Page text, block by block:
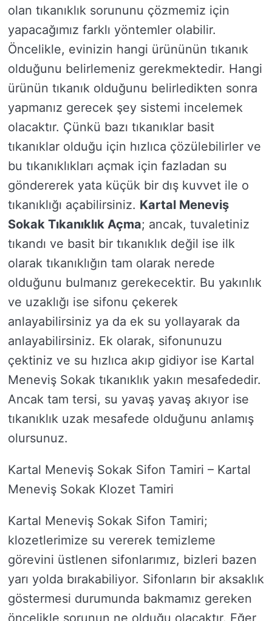
olan tıkanıklık sorununu çözmemiz için
yapacağımız farklı yöntemler olabilir.
Öncelikle, evinizin hangi ürününün tıkanık
olduğunu belirlemeniz gerekmektedir. Hangi
ürünün tıkanık olduğunu belirledikten sonra
yapmanız gerecek şey sistemi incelemek
olacaktır. Çünkü bazı tıkanıklar basit
tıkanıklar olduğu için hızlıca çözülebilirler ve
bu tıkanıklıkları açmak için fazladan su
göndererek yata küçük bir dış kuvvet ile o
tıkanıklığı açabilirsiniz. Kartal Meneviş
Sokak Tıkanıklık Açma; ancak, tuvaletiniz
tıkandı ve basit bir tıkanıklık değil ise ilk
olarak tıkanıklığın tam olarak nerede
olduğunu bulmanız gerekecektir. Bu yakınlık
ve uzaklığı ise sifonu çekerek
anlayabilirsiniz ya da ek su yollayarak da
anlayabilirsiniz. Ek olarak, sifonunuzu
çektiniz ve su hızlıca akıp gidiyor ise Kartal
Meneviş Sokak tıkanıklık yakın mesafededir.
Ancak tam tersi, su yavaş yavaş akıyor ise
tıkanıklık uzak mesafede olduğunu anlamış
olursunuz.
Kartal Meneviş Sokak Sifon Tamiri – Kartal
Meneviş Sokak Klozet Tamiri
Kartal Meneviş Sokak Sifon Tamiri;
klozetlerimize su vererek temizleme
görevini üstlenen sifonlarımız, bizleri bazen
yarı yolda bırakabiliyor. Sifonların bir aksaklık
göstermesi durumunda bakmamız gereken
öncelikle sorunun ne olduğu olacaktır. Eğer